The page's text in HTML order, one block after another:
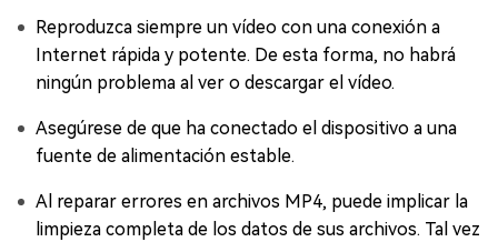
Reproduzca siempre un vídeo con una conexión a
Internet rápida y potente. De esta forma, no habrá
ningún problema al ver o descargar el vídeo.
Asegúrese de que ha conectado el dispositivo a una
fuente de alimentación estable.
Al reparar errores en archivos MP4, puede implicar la
limpieza completa de los datos de sus archivos. Tal vez